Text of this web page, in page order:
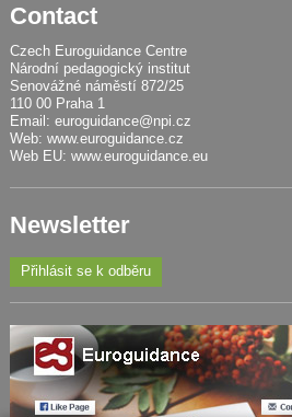
Contact
Czech Euroguidance Centre
Národní pedagogický institut
Senovážné náměstí 872/25
110 00 Praha 1
Email: euroguidance@npi.cz
Web: www.euroguidance.cz
Web EU: www.euroguidance.eu
Newsletter
Přihlásit se k odběru